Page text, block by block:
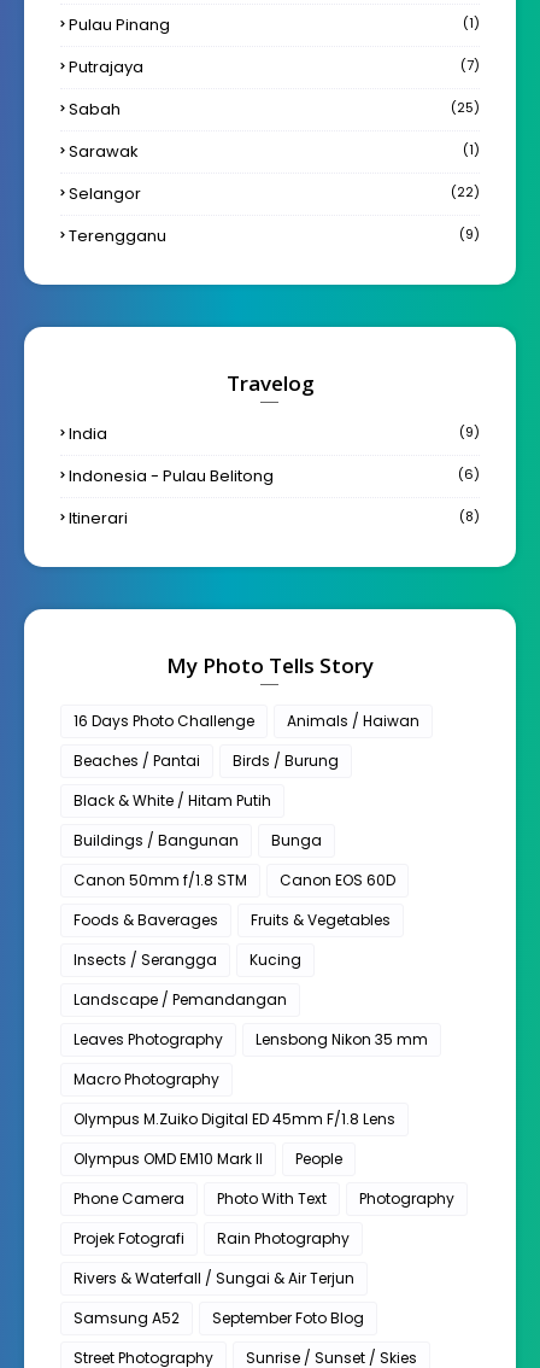
Pulau Pinang (1)
Putrajaya (7)
Sabah (25)
Sarawak (1)
Selangor (22)
Terengganu (9)
Travelog
India (9)
Indonesia - Pulau Belitong (6)
Itinerari (8)
My Photo Tells Story
16 Days Photo Challenge
Animals / Haiwan
Beaches / Pantai
Birds / Burung
Black & White / Hitam Putih
Buildings / Bangunan
Bunga
Canon 50mm f/1.8 STM
Canon EOS 60D
Foods & Baverages
Fruits & Vegetables
Insects / Serangga
Kucing
Landscape / Pemandangan
Leaves Photography
Lensbong Nikon 35 mm
Macro Photography
Olympus M.Zuiko Digital ED 45mm F/1.8 Lens
Olympus OMD EM10 Mark II
People
Phone Camera
Photo With Text
Photography
Projek Fotografi
Rain Photography
Rivers & Waterfall / Sungai & Air Terjun
Samsung A52
September Foto Blog
Street Photography
Sunrise / Sunset / Skies